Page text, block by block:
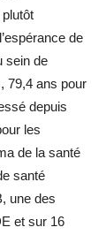
de
sein de
79,4 ans pour
depuis
les
de la santé
santé
une des
et sur 16